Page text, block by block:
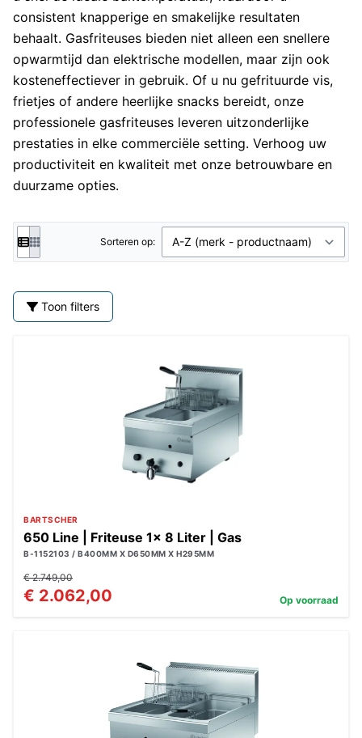
consistent knapperige en smakelijke resultaten
behaalt. Gasfriteuses bieden niet alleen een snellere
opwarmtijd dan elektrische modellen, maar zijn ook
kosteneffectiever in gebruik. Of u nu gefrituurde vis,
frietjes of andere heerlijke snacks bereidt, onze
professionele gasfriteuses leveren uitzonderlijke
prestaties in elke commerciële setting. Verhoog uw
productiviteit en kwaliteit met onze betrouwbare en
duurzame opties.
Sorteren op:
Toon filters
BARTSCHER
650 Line | Friteuse 1x 8 Liter | Gas
B-1152103 / B400MM X D650MM X H295MM
€ 2.749,00
€ 2.062,00 Op voorraad